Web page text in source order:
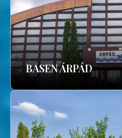
BASEN ÁRPÁD